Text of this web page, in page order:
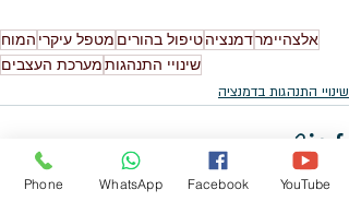
אלצהיימרדמנציהטיפול בהורים מטפל עיקרי המוח
שינויי התנהגותמערכת העצבים
שינויי התנהגות בדמנציה
Phone WhatsApp Facebook YouTube